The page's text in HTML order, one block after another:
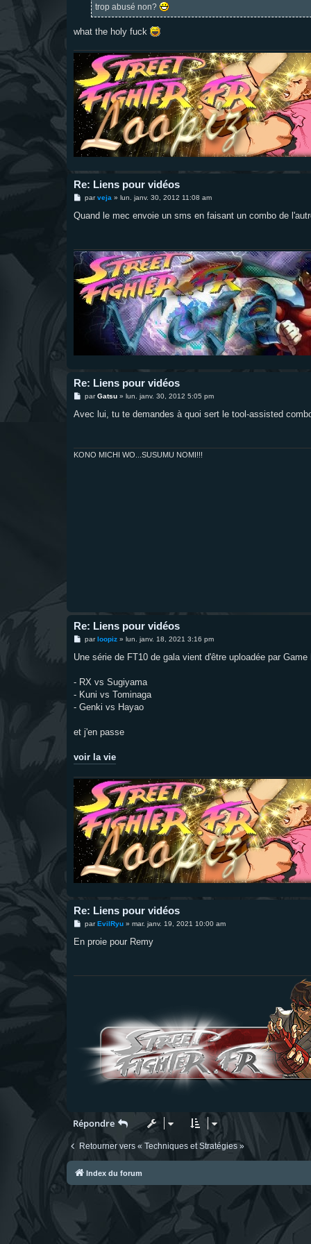
trop abusé non?
what the holy fuck
Re: Liens pour vidéos
M
s
parveja » lun. janv. 30, 2012 11:08 am
Quand le mec envoie un sms en faisant un combo de
Re: Liens pour vidéos
M
s
parGatsu» lun. janv. 30, 2012 5:05 pm
Avec lui, tu te demandes à quoi sert le tool-assisted
KONO MICHI WO...SUSUMU NOMI!!!
Re: Liens pour vidéos
M
s
g
parloopiz» lun. janv. 18, 2021 3:16 pm
Une série de FT10 de gala vient d'être uploadée par
- RX vs Sugiyama
- Kuni vs Tominaga
- Genki vs Hayao
et j'en passe
voir la vie
Re: Liens pour vidéos
M
s
par EvilRyu» mar. janv. 19, 2021 10:00 am
En proie pour Remy
Répondre
Retourner vers « Techniques et Stratégies »
Index du forum